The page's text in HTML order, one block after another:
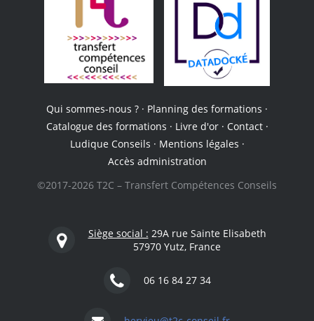
Qui sommes-nous ? · Planning des formations ·
Catalogue des formations · Livre d'or· Contact·
Ludique Conseils · Mentions légales ·
Accès administration
©2017-2026 T2C – Transfert Compétences Conseils
Siège social : 29A rue Sainte Elisabeth
57970 Yutz, France
06 16 84 27 34